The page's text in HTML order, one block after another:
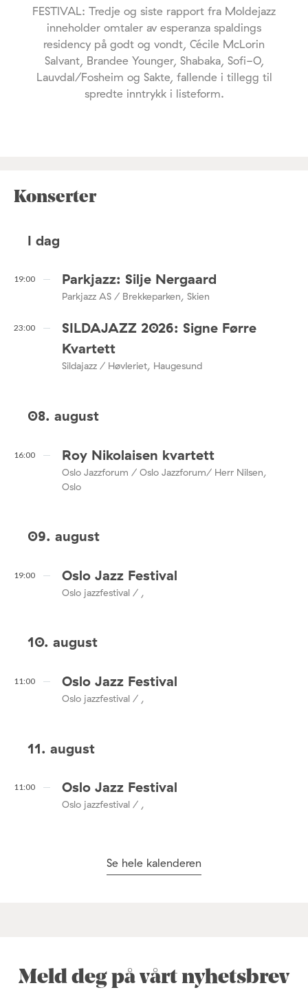
FESTIVAL: Tredje og siste rapport fra Moldejazz
inneholder omtaler av esperanza spaldings
residency på godt og vondt, Cécile McLorin
Salvant, Brandee Younger, Shabaka, Sofi-O,
Lauvdal/Fosheim og Sakte, fallende i tillegg til
spredte inntrykk i listeform.
Konserter
I dag
19:00 Parkjazz: Silje Nergaard
Parkjazz AS / Brekkeparken, Skien
23:00
SILDAJAZZ 2026: Signe Førre
Kvartett
Sildajazz / Høvleriet, Haugesund
08. august
16:00 Roy Nikolaisen kvartett
Oslo Jazzforum / Oslo Jazzforum/ Herr Nilsen,
Oslo
09. august
19:00 Oslo Jazz Festival
Oslo jazzfestival / ,
10. august
11:00 Oslo Jazz Festival
Oslo jazzfestival / ,
11. august
11:00 Oslo Jazz Festival
Oslo jazzfestival / ,
Se hele kalenderen
Meld deg på vårt nyhetsbrev